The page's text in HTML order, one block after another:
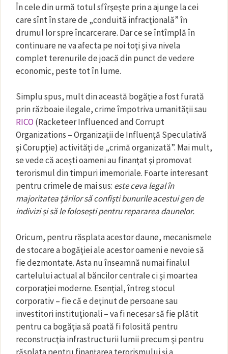
În cele din urmă totul sfîrşeşte prin a ajunge la cei
care sînt în stare de „conduită infracţională” în
drumul lor spre încarcerare. Dar ce se întîmplă în
continuare ne va afecta pe noi toţi şi va nivela
complet terenurile de joacă din punct de vedere
economic, peste tot în lume.
Simplu spus, mult din această bogăţie a fost furată
prin războaie ilegale, crime împotriva umanităţii sau
RICO (Racketeer Influenced and Corrupt
Organizations – Organizaţii de Influenţă Speculativă
şi Corupţie) activităţi de „crimă organizată”. Mai mult,
se vede că aceşti oameni au finanţat şi promovat
terorismul din timpuri imemoriale. Foarte interesant
pentru crimele de mai sus: este ceva legal în
majoritatea ţărilor să confişti bunurile acestui gen de
indivizi şi să le foloseşti pentru repararea daunelor.
Oricum, pentru răsplata acestor daune, mecanismele
de stocare a bogăţiei ale acestor oameni e nevoie să
fie dezmontate. Asta nu înseamnă numai finalul
cartelului actual al băncilor centrale ci şi moartea
corporaţiei moderne. Esenţial, întreg stocul
corporativ – fie că e deţinut de persoane sau
investitori instituţionali – va fi necesar să fie plătit
pentru ca bogăţia să poată fi folosită pentru
reconstrucţia infrastructurii lumii precum şi pentru
răsplata pentru finanţarea terorismului şi a